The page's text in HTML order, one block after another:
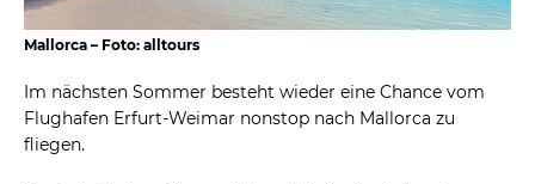
Mallorca – Foto: alltours
Im nächsten Sommer besteht wieder eine Chance vom
Flughafen Erfurt-Weimar nonstop nach Mallorca zu
fliegen.